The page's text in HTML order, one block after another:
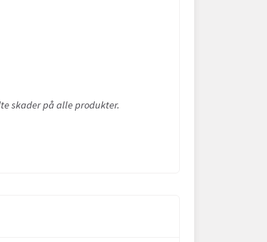
skader på alle produkter.